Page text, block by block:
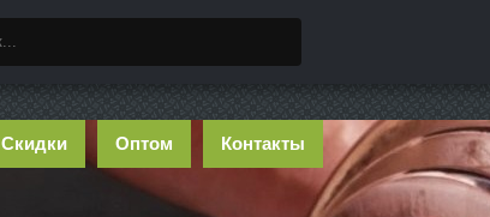
Скидки Оптом Контакты